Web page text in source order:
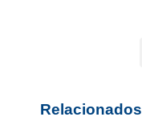
Relacionados